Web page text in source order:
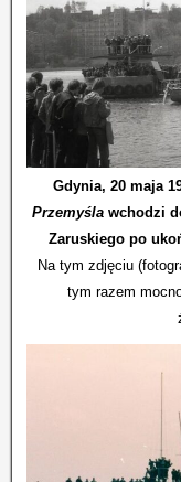
Gdynia, 20 maja
Przemyśla wchodzi
Zaruskiego po
Na tym zdjęciu
tym razem